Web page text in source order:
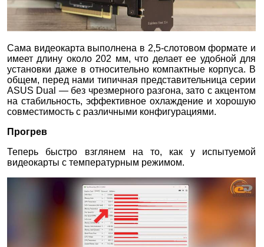
Сама видеокарта выполнена в 2,5-слотовом формате и
имеет длину около 202 мм, что делает ее удобной для
установки даже в относительно компактные корпуса. В
общем, перед нами типичная представительница серии
ASUS Dual — без чрезмерного разгона, зато с акцентом
на стабильность, эффективное охлаждение и хорошую
совместимость с различными конфигурациями.
Прогрев
Теперь быстро взглянем на то, как у испытуемой
видеокарты с температурным режимом.